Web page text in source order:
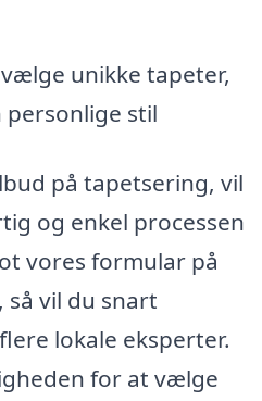
unikke tapeter,
stil
på tapetsering, vil
og enkel processen
vores formular på
vil du snart
lokale eksperter.
for at vælge